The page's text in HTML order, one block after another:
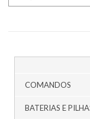
COMANDOS
BATERIAS E